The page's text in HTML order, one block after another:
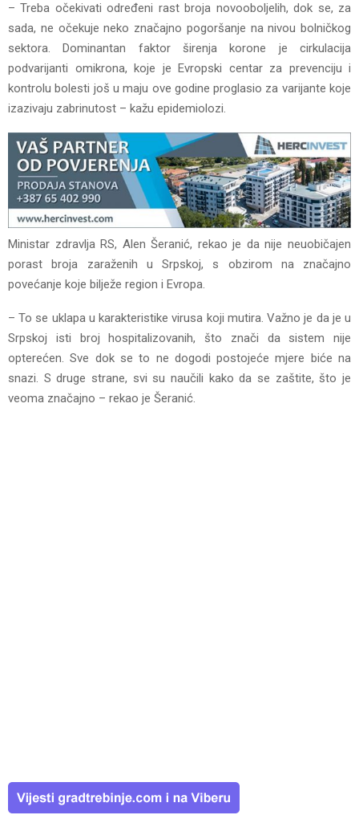
– Treba očekivati određeni rast broja novooboljelih, dok se, za
sada, ne očekuje neko značajno pogoršanje na nivou bolničkog
sektora. Dominantan faktor širenja korone je cirkulacija
podvarijanti omikrona, koje je Evropski centar za prevenciju i
kontrolu bolesti još u maju ove godine proglasio za varijante koje
izazivaju zabrinutost – kažu epidemiolozi.
Ministar zdravlja RS, Alen Šeranić, rekao je da nije neuobičajen
porast broja zaraženih u Srpskoj, s obzirom na značajno
povećanje koje bilježe region i Evropa.
– To se uklapa u karakteristike virusa koji mutira. Važno je da je u
Srpskoj isti broj hospitalizovanih, što znači da sistem nije
opterećen. Sve dok se to ne dogodi postojeće mjere biće na
snazi. S druge strane, svi su naučili kako da se zaštite, što je
veoma značajno – rekao je Šeranić.